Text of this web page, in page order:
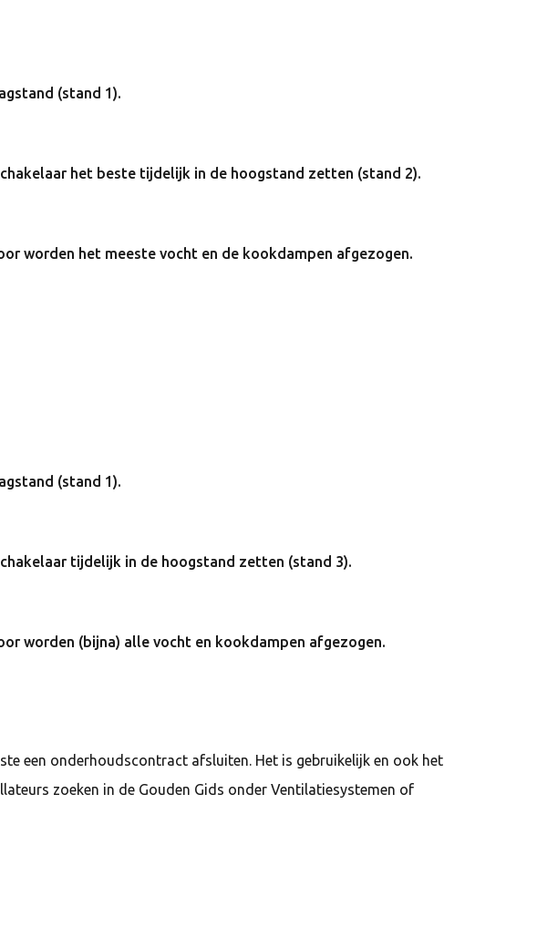
(stand 1).
het beste tijdelijk in de hoogstand zetten (stand 2).
worden het meeste vocht en de kookdampen afgezogen.
(stand 1).
tijdelijk in de hoogstand zetten (stand 3).
worden (bijna) alle vocht en kookdampen afgezogen.
een onderhoudscontract afsluiten. Het is gebruikelijk en ook het
zoeken in de Gouden Gids onder Ventilatiesystemen of